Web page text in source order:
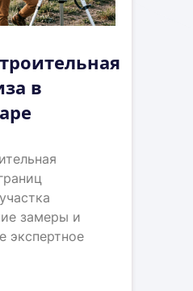
в
замеры и
экспертное